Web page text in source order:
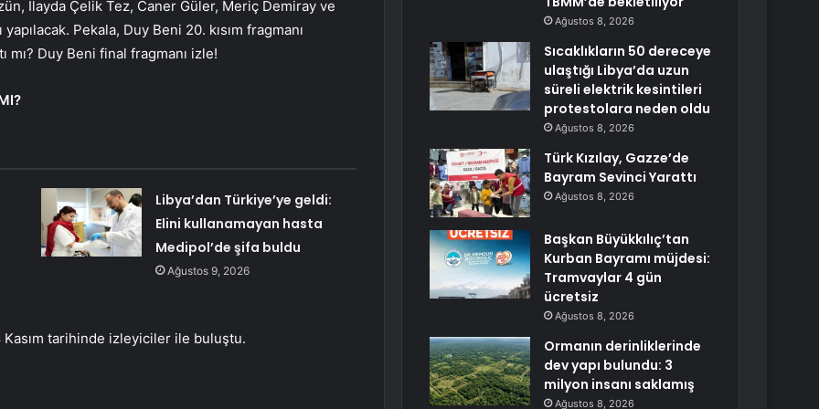
İlayda Çelik Tez, Caner Güler, Meriç Demiray ve
Pekala, Duy Beni 20. kısım fragmanı
mı? Duy Beni final fragmanı izle!
Libya’dan Türkiye’ye geldi:
Elini kullanamayan hasta
Medipol’de şifa buldu
Ağustos 9, 2026
Kasım tarihinde izleyiciler ile buluştu.
Ağustos 8, 2026
Sıcaklıkların 50 dereceye
ulaştığı Libya’da uzun
süreli elektrik kesintileri
protestolara neden oldu
Ağustos 8, 2026
Türk Kızılay, Gazze’de
Bayram Sevinci Yarattı
Ağustos 8, 2026
Başkan Büyükkılıç’tan
Kurban Bayramı müjdesi:
Tramvaylar 4 gün
ücretsiz
Ağustos 8, 2026
Ormanın derinliklerinde
dev yapı bulundu: 3
milyon insanı saklamış
Ağustos 8, 2026